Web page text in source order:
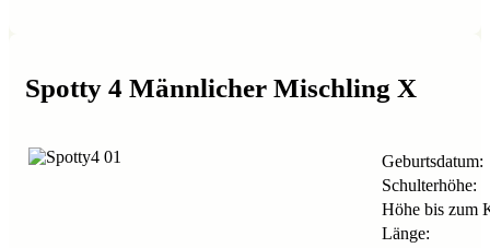
Spotty 4 Männlicher Mischling X
Geburtsdatum:
Schulterhöhe:
Höhe bis zum
Länge: